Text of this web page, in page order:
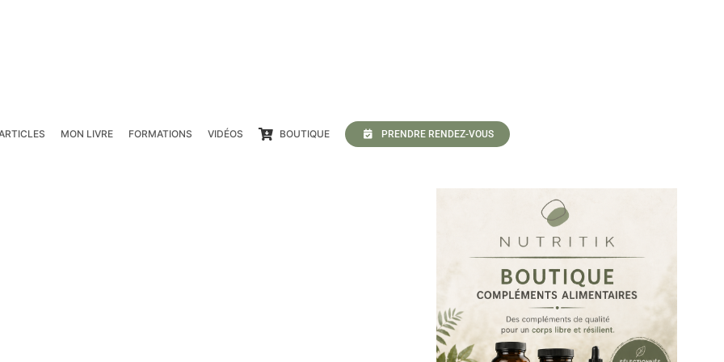
MON LIVRE FORMATIONS VIDÉOS BOUTIQUE PRENDRE RENDEZ-VOUS